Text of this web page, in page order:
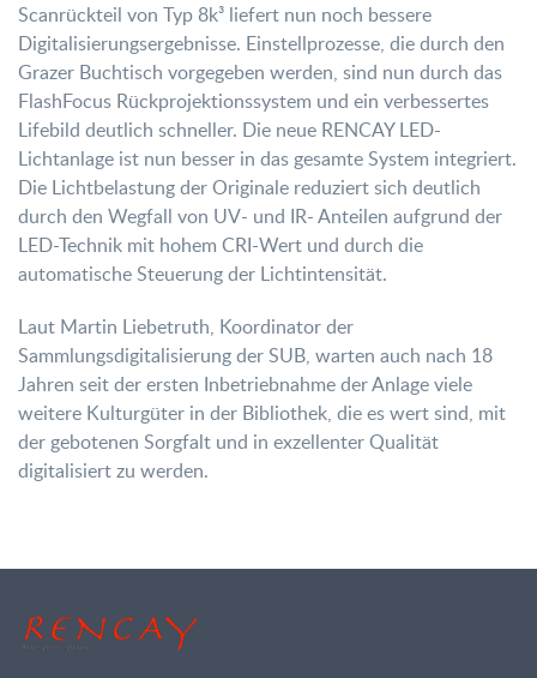
Scanrückteil von Typ 8k³ liefert nun noch bessere
Digitalisierungsergebnisse. Einstellprozesse, die durch den
Grazer Buchtisch vorgegeben werden, sind nun durch das
FlashFocus Rückprojektionssystem und ein verbessertes
Lifebild deutlich schneller. Die neue RENCAY LED-
Lichtanlage ist nun besser in das gesamte System integriert.
Die Lichtbelastung der Originale reduziert sich deutlich
durch den Wegfall von UV- und IR- Anteilen aufgrund der
LED-Technik mit hohem CRI-Wert und durch die
automatische Steuerung der Lichtintensität.
Laut Martin Liebetruth, Koordinator der
Sammlungsdigitalisierung der SUB, warten auch nach 18
Jahren seit der ersten Inbetriebnahme der Anlage viele
weitere Kulturgüter in der Bibliothek, die es wert sind, mit
der gebotenen Sorgfalt und in exzellenter Qualität
digitalisiert zu werden.